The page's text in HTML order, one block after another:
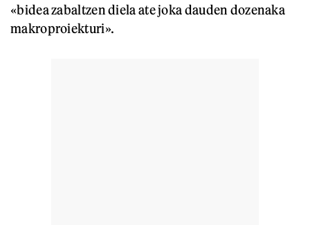
«bidea zabaltzen diela ate joka dauden dozenaka
makroproiekturi».